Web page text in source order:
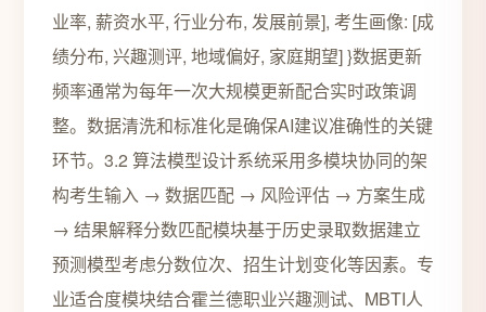
业率, 薪资水平, 行业分布, 发展前景], 考生画像: [成
绩分布, 兴趣测评, 地域偏好, 家庭期望] }数据更新
频率通常为每年一次大规模更新配合实时政策调
整。数据清洗和标准化是确保AI建议准确性的关键
环节。3.2 算法模型设计系统采用多模块协同的架
构考生输入 → 数据匹配 → 风险评估 → 方案生成
→ 结果解释分数匹配模块基于历史录取数据建立
预测模型考虑分数位次、招生计划变化等因素。专
业适合度模块结合霍兰德职业兴趣测试、MBTI人